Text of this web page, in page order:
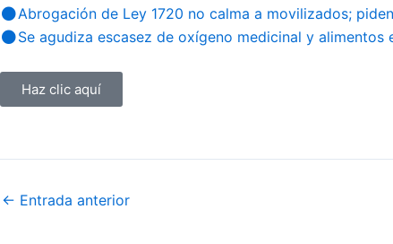
Abrogación de Ley 1720 no calma a movilizados;
Se agudiza escasez de oxígeno medicinal y alimentos
Haz clic aquí
← Entrada anterior